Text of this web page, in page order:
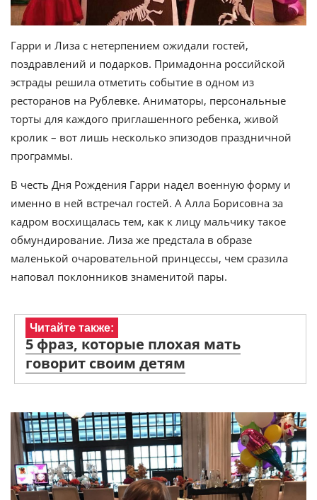
Гарри и Лиза с нетерпением ожидали гостей,
поздравлений и подарков. Примадонна российской
эстрады решила отметить событие в одном из
ресторанов на Рублевке. Аниматоры, персональные
торты для каждого приглашенного ребенка, живой
кролик – вот лишь несколько эпизодов праздничной
программы.
В честь Дня Рождения Гарри надел военную форму и
именно в ней встречал гостей. А Алла Борисовна за
кадром восхищалась тем, как к лицу мальчику такое
обмундирование. Лиза же предстала в образе
маленькой очаровательной принцессы, чем сразила
наповал поклонников знаменитой пары.
Читайте также:
5 фраз, которые плохая мать
говорит своим детям